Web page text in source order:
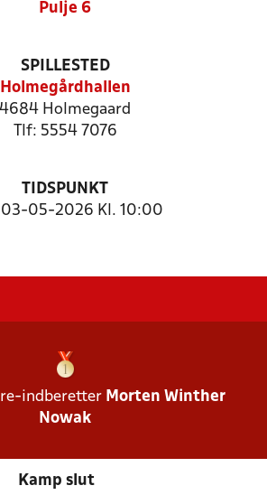
Pulje 6
SPILLESTED
Holmegårdhallen
4684 Holmegaard
Tlf: 5554 7076
TIDSPUNKT
03-05-2026 Kl. 10:00
indberetter Morten Winther
Nowak
Kamp slut